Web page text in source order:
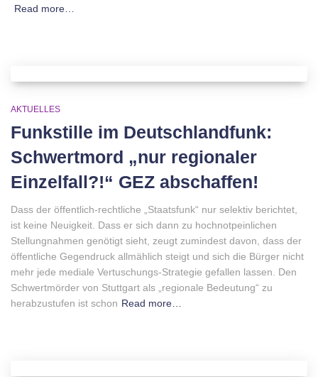
Read more…
AKTUELLES
Funkstille im Deutschlandfunk:
Schwertmord „nur regionaler
Einzelfall?!“ GEZ abschaffen!
Dass der öffentlich-rechtliche „Staatsfunk“ nur selektiv berichtet,
ist keine Neuigkeit. Dass er sich dann zu hochnotpeinlichen
Stellungnahmen genötigt sieht, zeugt zumindest davon, dass der
öffentliche Gegendruck allmählich steigt und sich die Bürger nicht
mehr jede mediale Vertuschungs-Strategie gefallen lassen. Den
Schwertmörder von Stuttgart als „regionale Bedeutung“ zu
herabzustufen ist schon Read more…